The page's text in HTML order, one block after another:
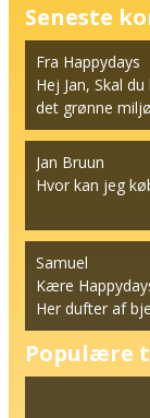
Seneste
Fra Happydays
Hej Jan, Skal
det grønne
Jan Bruun
Hvor kan jeg
Samuel
Kære
Her dufter af
Populære